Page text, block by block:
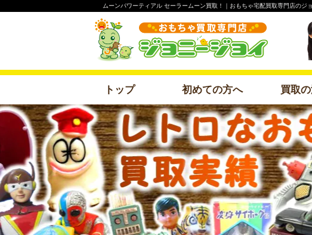
ムーンパワーティアル セーラームーン買取！｜おもちゃ宅配買取専門店のジ
トップ 初めての方へ 買取